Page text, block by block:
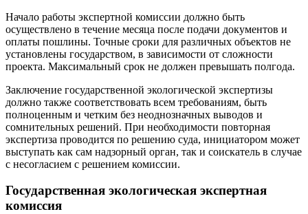
Начало работы экспертной комиссии должно быть
осуществлено в течение месяца после подачи документов и
оплаты пошлины. Точные сроки для различных объектов не
установлены государством, в зависимости от сложности
проекта. Максимальный срок не должен превышать полгода.
Заключение государственной экологической экспертизы
должно также соответствовать всем требованиям, быть
полноценным и четким без неоднозначных выводов и
сомнительных решений. При необходимости повторная
экспертиза проводится по решению суда, инициатором может
выступать как сам надзорный орган, так и соискатель в случае
с несогласием с решением комиссии.
Государственная экологическая экспертная
комиссия